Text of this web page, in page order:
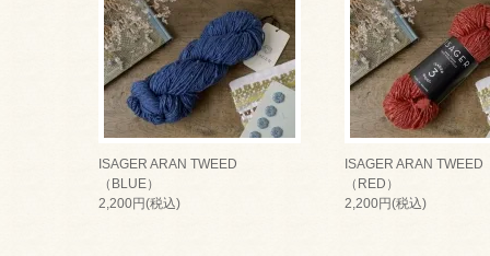
ISAGER ARAN TWEED
（BLUE）
2,200円(税込)
ISAGER ARAN TWEED
（RED）
2,200円(税込)